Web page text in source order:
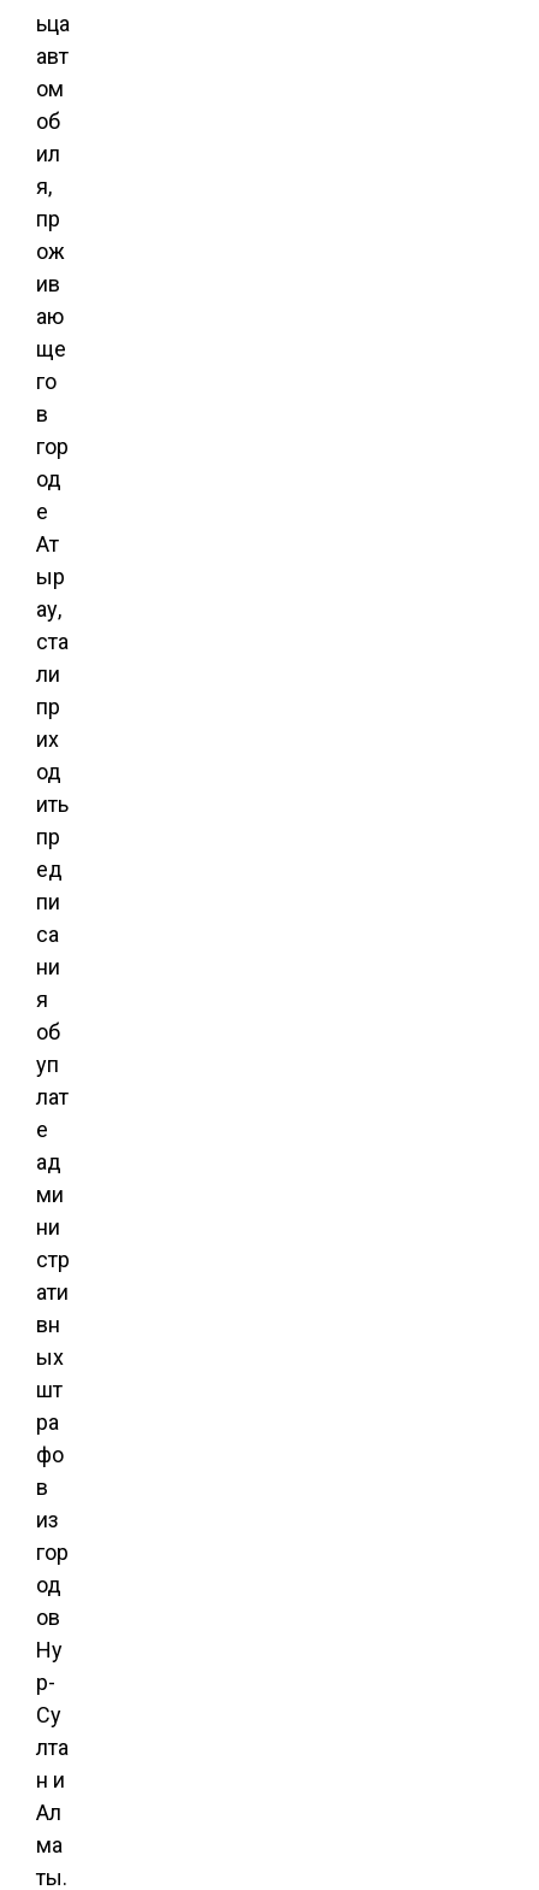
ьца
авт
ом
об
ил
я,
пр
ож
ив
аю
ще
го
в
гор
од
е
Ат
ыр
ау,
ста
ли
пр
их
од
ить
пр
ед
пи
са
ни
я
об
уп
лат
е
ад
ми
ни
стр
ати
вн
ых
шт
ра
фо
в
из
гор
од
ов
Ну
р-
Су
лта
н и
Ал
ма
ты.